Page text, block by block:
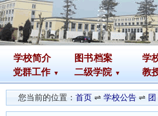
学校简介 图书档案 学
党群工作
二级学院 教
您当前的位置： 首页 ⇌ 学校公告 ⇌